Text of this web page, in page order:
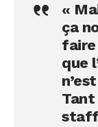
«
ça
faire
que
Tant